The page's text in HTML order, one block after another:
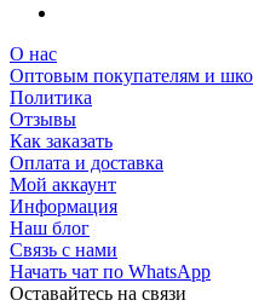
О нас
Оптовым покупателям и
Политика
Отзывы
Как заказать
Оплата и доставка
Мой аккаунт
Информация
Наш блог
Связь с нами
Начать чат по WhatsApp
Оставайтесь на связи